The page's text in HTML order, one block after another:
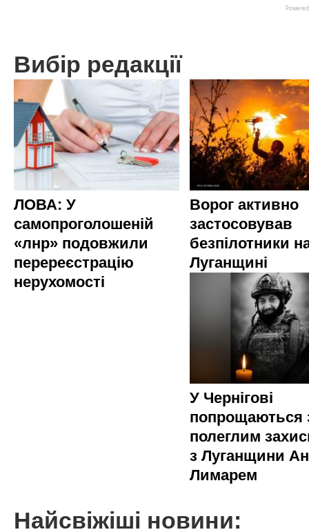
Вибір редакції
ЛОВА: У
самопроголошеній
«лнр» подовжили
перереєстрацію
нерухомості
Ворог активно
застосовував
безпілотники
Луганщині
У Чернігові
попрощаються
полеглим
з Луганщини
Лимарем
Найсвіжіші новини: